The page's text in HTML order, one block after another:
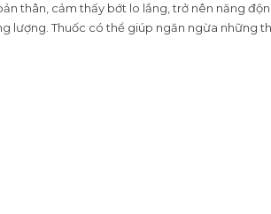
thân, cảm thấy bớt lo lắng, trở nên năng
lượng. Thuốc có thể giúp ngăn ngừa